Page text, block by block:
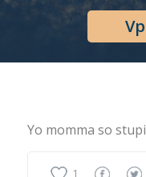
Yo momma so
1